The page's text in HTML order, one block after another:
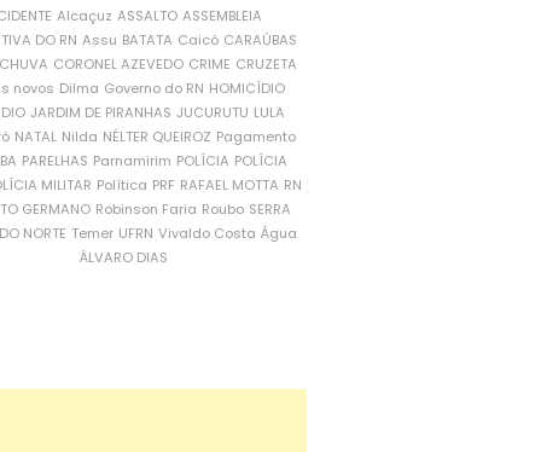
Alcaçuz ASSALTO ASSEMBLEIA
DO RN Assu BATATA Caicó CARAÚBAS
CORONEL AZEVEDO CRIME CRUZETA
novos Dilma Governo do RN HOMICÍDIO
JARDIM DE PIRANHAS JUCURUTU LULA
NATAL Nilda NÉLTER QUEIROZ Pagamento
PARELHAS Parnamirim POLÍCIA POLÍCIA
MILITAR Política PRF RAFAEL MOTTA RN
GERMANO Robinson Faria Roubo SERRA
NORTE Temer UFRN Vivaldo Costa Água
ÁLVARO DIAS